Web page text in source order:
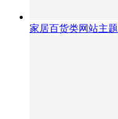
家居百货类网站主题